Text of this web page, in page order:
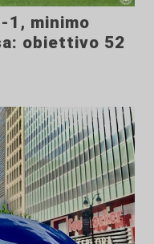
1, minimo
obiettivo 52